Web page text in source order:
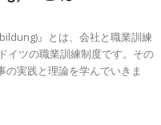
』とは、会社と職業訓練
イツの職業訓練制度です。その
実践と理論を学んでいきま